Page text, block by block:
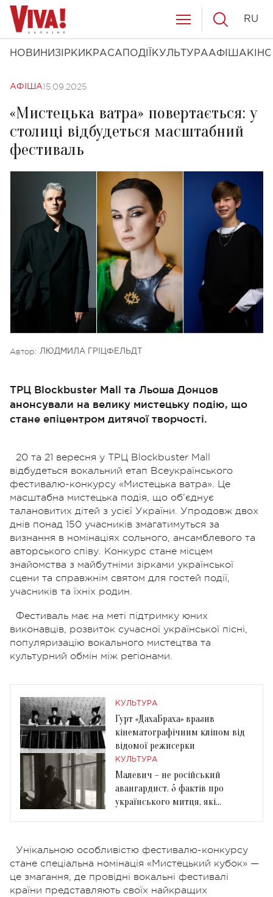
НОВИНИ ЗІРКИ КРАСА ПОДІЇ КУЛЬТУРААФІША КІНО
RU
АФІША15.09.2025
«Мистецька ватра» повертається: у
столиці відбудеться масштабний
фестиваль
Автор: ЛЮДМИЛА ГРІЦФЕЛЬДТ
ТРЦ Blockbuster Mall та Льоша Донцов
анонсували на велику мистецьку подію, що
стане епіцентром дитячої творчості.
20 та 21 вересня у ТРЦ Blockbuster Mall
відбудеться вокальний етап Всеукраїнського
фестивалю-конкурсу «Мистецька ватра». Це
масштабна мистецька подія, що об’єднує
талановитих дітей з усієї України. Упродовж двох
днів понад 150 учасників змагатимуться за
визнання в номінаціях сольного, ансамблевого та
авторського співу. Конкурс стане місцем
знайомства з майбутніми зірками української
сцени та справжнім святом для гостей події,
учасників та їхніх родин.
Фестиваль має на меті підтримку юних
виконавців, розвиток сучасної української пісні,
популяризацію вокального мистецтва та
культурний обмін між регіонами.
КУЛЬТУРА
Гурт «ДахаБраха» вразив
кінематографічним кліпом від
відомої режисерки
КУЛЬТУРА
Малевич – не російський
авангардист. 5 фактів про
українського митця, які
Унікальною особливістю фестивалю-конкурсу
стане спеціальна номінація «Мистецький кубок» —
це змагання, де провідні вокальні фестивалі
країни представляють своїх найкращих